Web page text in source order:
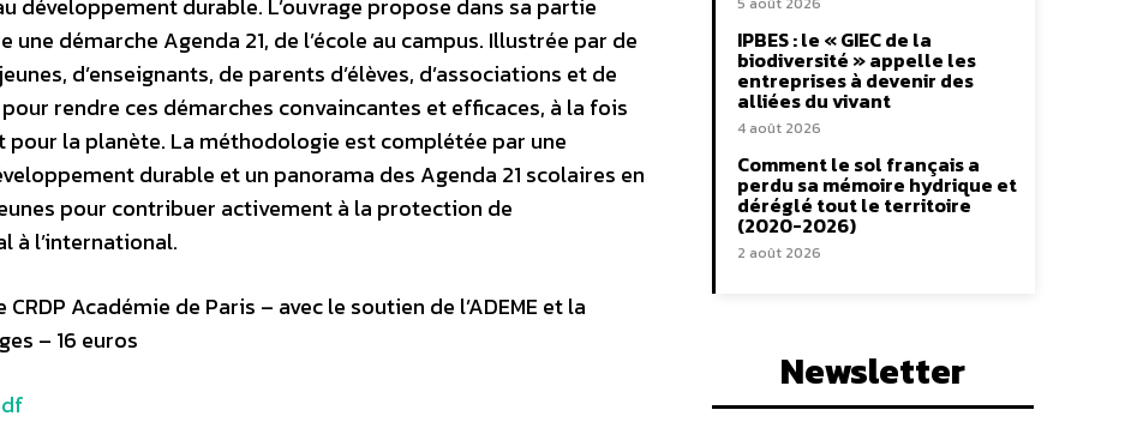
développement durable. L’ouvrage propose dans sa partie
démarche Agenda 21, de l’école au campus. Illustrée par de
d’enseignants, de parents d’élèves, d’associations et de
rendre ces démarches convaincantes et efficaces, à la fois
la planète. La méthodologie est complétée par une
durable et un panorama des Agenda 21 scolaires en
pour contribuer activement à la protection de
à l’international.
Académie de Paris – avec le soutien de l’ADEME et la
– 16 euros
IPBES : le « GIEC de la
biodiversité » appelle les
entreprises à devenir des
alliées du vivant
4 août 2026
Comment le sol français a
perdu sa mémoire hydrique et
déréglé tout le territoire
(2020-2026)
2 août 2026
Newsletter